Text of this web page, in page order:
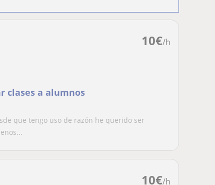
10€/h
clases a alumnos
que tengo uso de razón he querido ser
10€/h